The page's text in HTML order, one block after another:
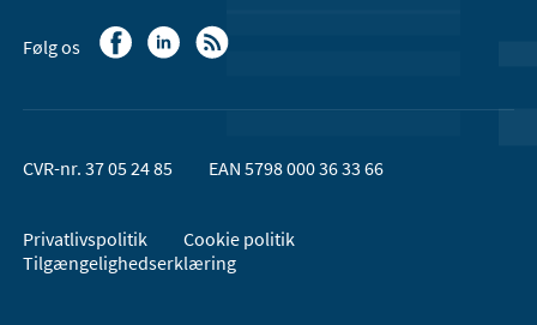
Følg os
CVR-nr. 37 05 24 85 EAN 5798 000 36 33 66
Privatlivspolitik
Cookie politik
Tilgængelighedserklæring